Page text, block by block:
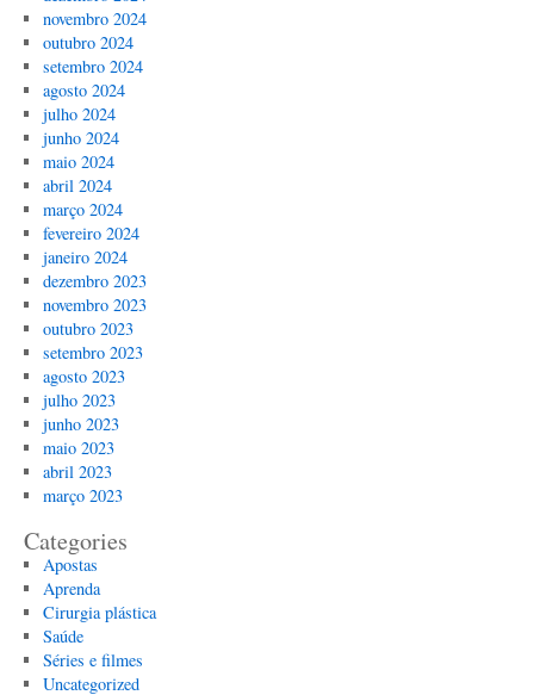
novembro 2024
outubro 2024
setembro 2024
agosto 2024
julho 2024
junho 2024
maio 2024
abril 2024
março 2024
fevereiro 2024
janeiro 2024
dezembro 2023
novembro 2023
outubro 2023
setembro 2023
agosto 2023
julho 2023
junho 2023
maio 2023
abril 2023
março 2023
Categories
Apostas
Aprenda
Cirurgia plástica
Saúde
Séries e filmes
Uncategorized